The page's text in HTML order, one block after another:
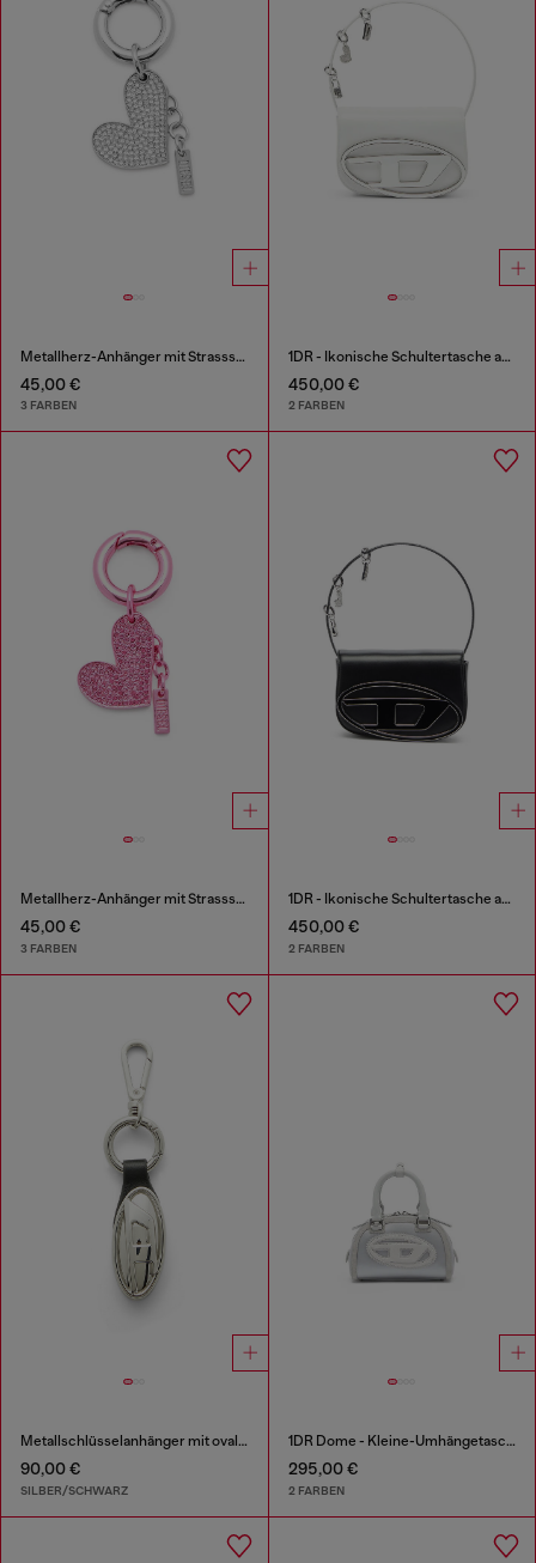
Metallherz-Anhänger mit Strasssteinen
45,00 €
3 FARBEN
1DR - Ikonische Schultertasche aus Leder mit Henkel-Charms
450,00 €
2 FARBEN
Metallherz-Anhänger mit Strasssteinen
45,00 €
3 FARBEN
1DR - Ikonische Schultertasche aus Leder mit Henkel-Charms
450,00 €
2 FARBEN
Metallschlüsselanhänger mit ovaler Plakette
90,00 €
SILBER/SCHWARZ
1DR Dome - Kleine-Umhängetasche aus Satin und Velours
295,00 €
2 FARBEN